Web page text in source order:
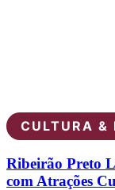
CULTURA &
Ribeirão Preto
com Atrações